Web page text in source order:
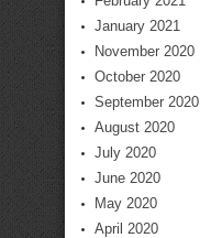
January 2021
November 2020
October 2020
September 2020
August 2020
July 2020
June 2020
May 2020
April 2020